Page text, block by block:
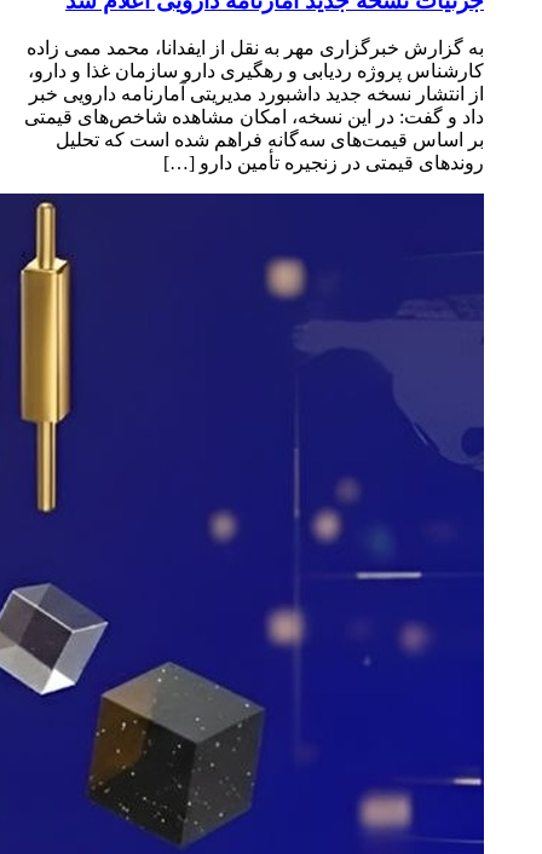
به گزارش خبرگزاری مهر به نقل از ایفدانا، محمد ممی زاده
کارشناس پروژه ردیابی و رهگیری دارو سازمان غذا و دارو،
از انتشار نسخه جدید داشبورد مدیریتی آمارنامه دارویی خبر
داد و گفت: در این نسخه، امکان مشاهده شاخص‌های قیمتی
بر اساس قیمت‌های سه‌گانه فراهم شده است که تحلیل
روندهای قیمتی در زنجیره تأمین دارو […]